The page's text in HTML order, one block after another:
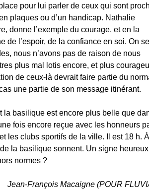
pour lui parler de ceux qui sont
plaques ou d’un handicap. Nathalie
donne l’exemple du courage, et en la
de l’espoir, de la confiance en soi. On
nous n’avons pas de raison de nous
plus mal lotis encore, et plus
de ceux-là devrait faire partie du
une partie de son message itinérant.
la basilique est encore plus belle que
fois encore reçue avec les honneurs
les clubs sportifs de la ville. Il est 18 h.
la basilique sonnent. Un signe heureux
normes ?
Jean-François Macaigne (POUR